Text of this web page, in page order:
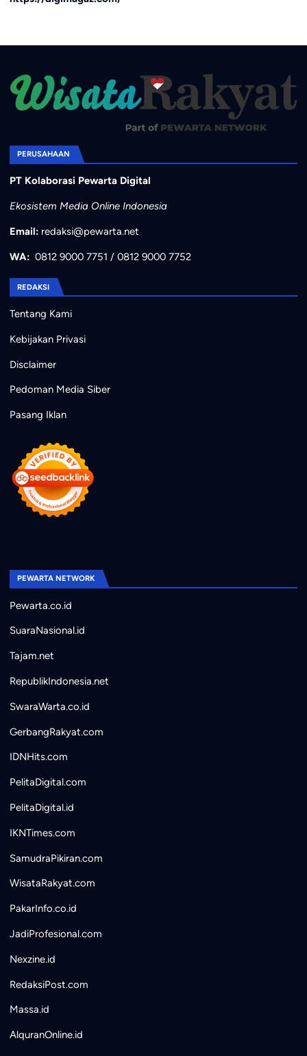
PERUSAHAAN
PT Kolaborasi Pewarta Digital
Ekosistem Media Online Indonesia
Email: redaksi@pewarta.net
WA: 0812 9000 7751 / 0812 9000 7752
REDAKSI
Tentang Kami
Kebijakan Privasi
Disclaimer
Pedoman Media Siber
Pasang Iklan
PEWARTA NETWORK
Pewarta.co.id
SuaraNasional.id
Tajam.net
RepublikIndonesia.net
SwaraWarta.co.id
GerbangRakyat.com
IDNHits.com
PelitaDigital.com
PelitaDigital.id
IKNTimes.com
SamudraPikiran.com
WisataRakyat.com
PakarInfo.co.id
JadiProfesional.com
Nexzine.id
RedaksiPost.com
Massa.id
AlquranOnline.id